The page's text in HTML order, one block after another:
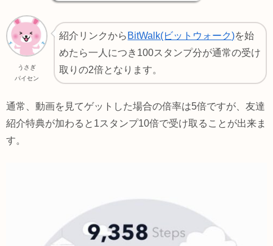
うさぎ
パイセン
紹介リンクから BitWalk(ビットウォーク)を始
めたら一人につき100スタンプ分が通常の受け
取りの2倍となります。
通常、動画を見てゲットした場合の倍率は5倍ですが、友達
紹介特典が加わると1スタンプ10倍で受け取ることが出来ま
す。